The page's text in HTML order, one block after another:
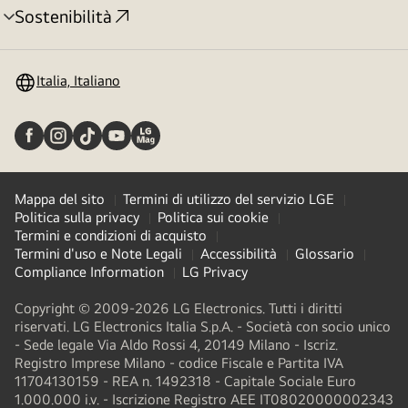
Sostenibilità
Attivazione
Italia, Italiano
Mappa del sito
Termini di utilizzo del servizio LGE
Politica sulla privacy
Politica sui cookie
Termini e condizioni di acquisto
Termini d'uso e Note Legali
Accessibilità
Glossario
Compliance Information
LG Privacy
Copyright © 2009-2026 LG Electronics. Tutti i diritti
riservati. LG Electronics Italia S.p.A. - Società con socio unico
- Sede legale Via Aldo Rossi 4, 20149 Milano - Iscriz.
Registro Imprese Milano - codice Fiscale e Partita IVA
11704130159 - REA n. 1492318 - Capitale Sociale Euro
1.000.000 i.v. - Iscrizione Registro AEE IT08020000002343​